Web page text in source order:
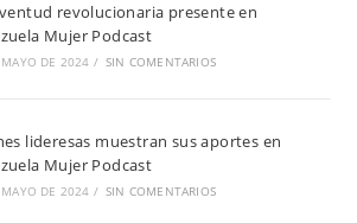
revolucionaria presente en
Mujer Podcast
DE 2024 / SIN COMENTARIOS
lideresas muestran sus aportes en
Mujer Podcast
DE 2024 / SIN COMENTARIOS